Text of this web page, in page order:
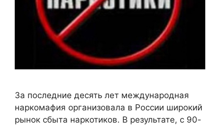
За последние десять лет международная
наркомафия организовала в России широкий
рынок сбыта наркотиков. В результате, с 90-